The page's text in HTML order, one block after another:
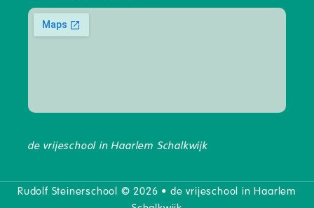
de vrijeschool in Haarlem Schalkwijk
Rudolf Steinerschool © 2026 • de vrijeschool in Haarlem